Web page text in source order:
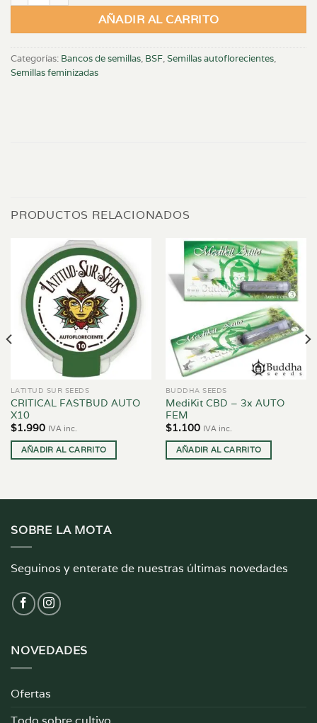
AÑADIR AL CARRITO
Categorías: Bancos de semillas, BSF,Semillas autoflorecientes,
Semillas feminizadas
PRODUCTOS RELACIONADOS
LATITUD SUR SEEDS
CRITICAL FASTBUD AUTO
X10
$1.990 IVA inc.
AÑADIR AL CARRITO
BUDDHA SEEDS
MediKit CBD – 3x AUTO
FEM
$1.100 IVA inc.
AÑADIR AL CARRITO
SOBRE LA MOTA
Seguinos y enterate de nuestras últimas novedades
NOVEDADES
Ofertas